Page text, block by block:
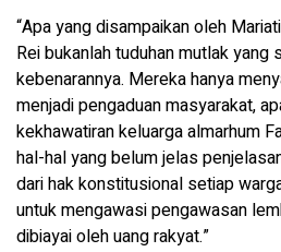
“Apa yang disampaikan oleh
Rei bukanlah tuduhan mutlak yang
kebenarannya. Mereka hanya
menjadi pengaduan masyarakat,
kekhawatiran keluarga almarhum
hal-hal yang belum jelas
dari hak konstitusional setiap
untuk mengawasi pengawasan
dibiayai oleh uang rakyat.”